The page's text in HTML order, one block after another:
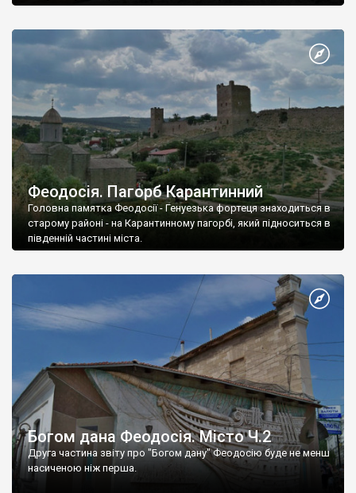
Феодосія. Пагорб Карантинний
Головна памятка Феодосії - Генуезька фортеця знаходиться в
старому районі - на Карантинному пагорбі, який підноситься в
південній частині міста.
Богом дана Феодосія. Місто Ч.2
Друга частина звіту про "Богом дану" Феодосію буде не менш
насиченою ніж перша.